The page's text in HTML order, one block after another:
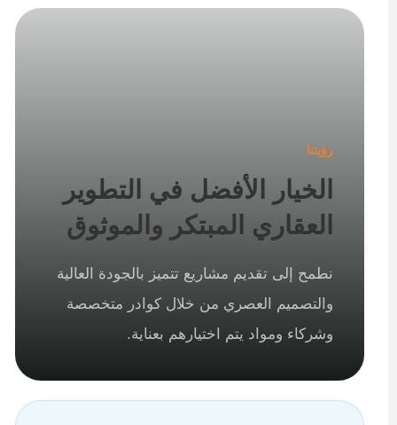
رؤيتنا
الخيار الأفضل في التطوير
العقاري المبتكر والموثوق
نطمح إلى تقديم مشاريع تتميز بالجودة العالية
والتصميم العصري من خلال كوادر متخصصة
وشركاء ومواد يتم اختيارهم بعناية.